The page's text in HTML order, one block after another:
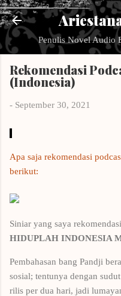
Penulis Novel Audio
Rekomendasi
(Indonesia)
- September 30, 2021
Apa saja rekomendasi
berikut:
Siniar yang saya
HIDUPLAH INDONESIA
Pembahasan bang Pandji
sosial; tentunya dengan
rilis per dua hari, jadi